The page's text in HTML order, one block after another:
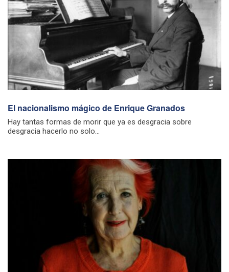
El nacionalismo mágico de Enrique Granados
Hay tantas formas de morir que ya es desgracia sobre
desgracia hacerlo no solo...